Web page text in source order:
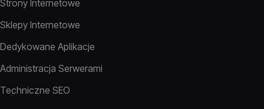
Strony Internetowe
Sklepy Internetowe
Dedykowane Aplikacje
Administracja Serwerami
Techniczne SEO